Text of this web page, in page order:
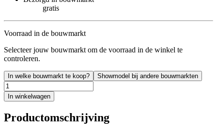
gratis
Voorraad in de bouwmarkt
Selecteer jouw bouwmarkt om de voorraad in de winkel te
controleren.
In welke bouwmarkt te koop? Showmodel bij andere bouwmarkten
In winkelwagen
Productomschrijving